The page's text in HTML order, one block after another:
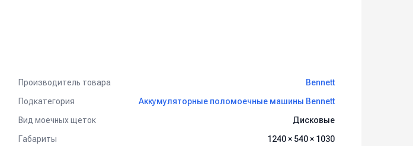
Производитель товара
Bennett
Подкатегория
Аккумуляторные поломоечные машины Bennett
Вид моечных щеток
Дисковые
Габариты
1240 × 540 × 1030